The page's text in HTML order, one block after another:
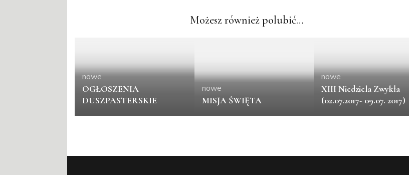
Możesz również polubić…
nowe
OGŁOSZENIA
DUSZPASTERSKIE
nowe
MISJA ŚWIĘTA
nowe
XIII Niedziela Zwykła
(02.07.2017- 09.07. 2017)